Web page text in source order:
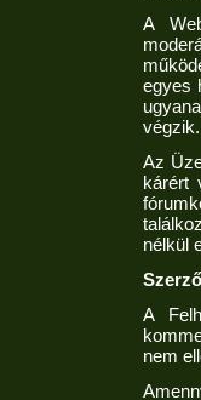
A
egyes
végzik.
Az
kárért
nélkül
A
nem